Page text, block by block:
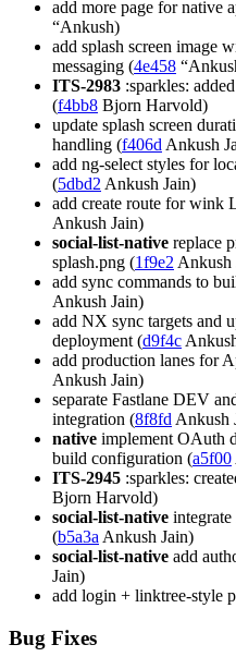
add more page for native
“Ankush)
add splash screen image
messaging (4e458
ITS-2983 :sparkles:
(f4bb8 Bjorn Harvold)
update splash screen
handling (f406d Ankush
add ng-select styles for
(5dbd2 Ankush Jain)
add create route for wink
Ankush Jain)
social-list-native replace
splash.png (1f9e2 Ankush
add sync commands to
Ankush Jain)
add NX sync targets and
deployment (d9f4c
add production lanes for
Ankush Jain)
separate Fastlane DEV
integration (8f8fd Ankush
native implement OAuth
build configuration (a5f00
ITS-2945 :sparkles:
Bjorn Harvold)
social-list-native
(b5a3a Ankush Jain)
social-list-native add
Jain)
add login + linktree-style
Bug Fixes